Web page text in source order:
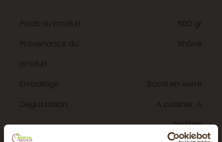
Poids du produit
500 gr
Provenance du
produit
Rhône
Emballage
Bocal en verre
Dégustation
A cuisiner, A
tartiner